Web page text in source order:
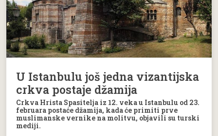
U Istanbulu još jedna vizantijska
crkva postaje džamija
Crkva Hrista Spasitelja iz 12. veka u Istanbulu od 23.
februara postaće džamija, kada će primiti prve
muslimanske vernike na molitvu, objavili su turski
mediji.